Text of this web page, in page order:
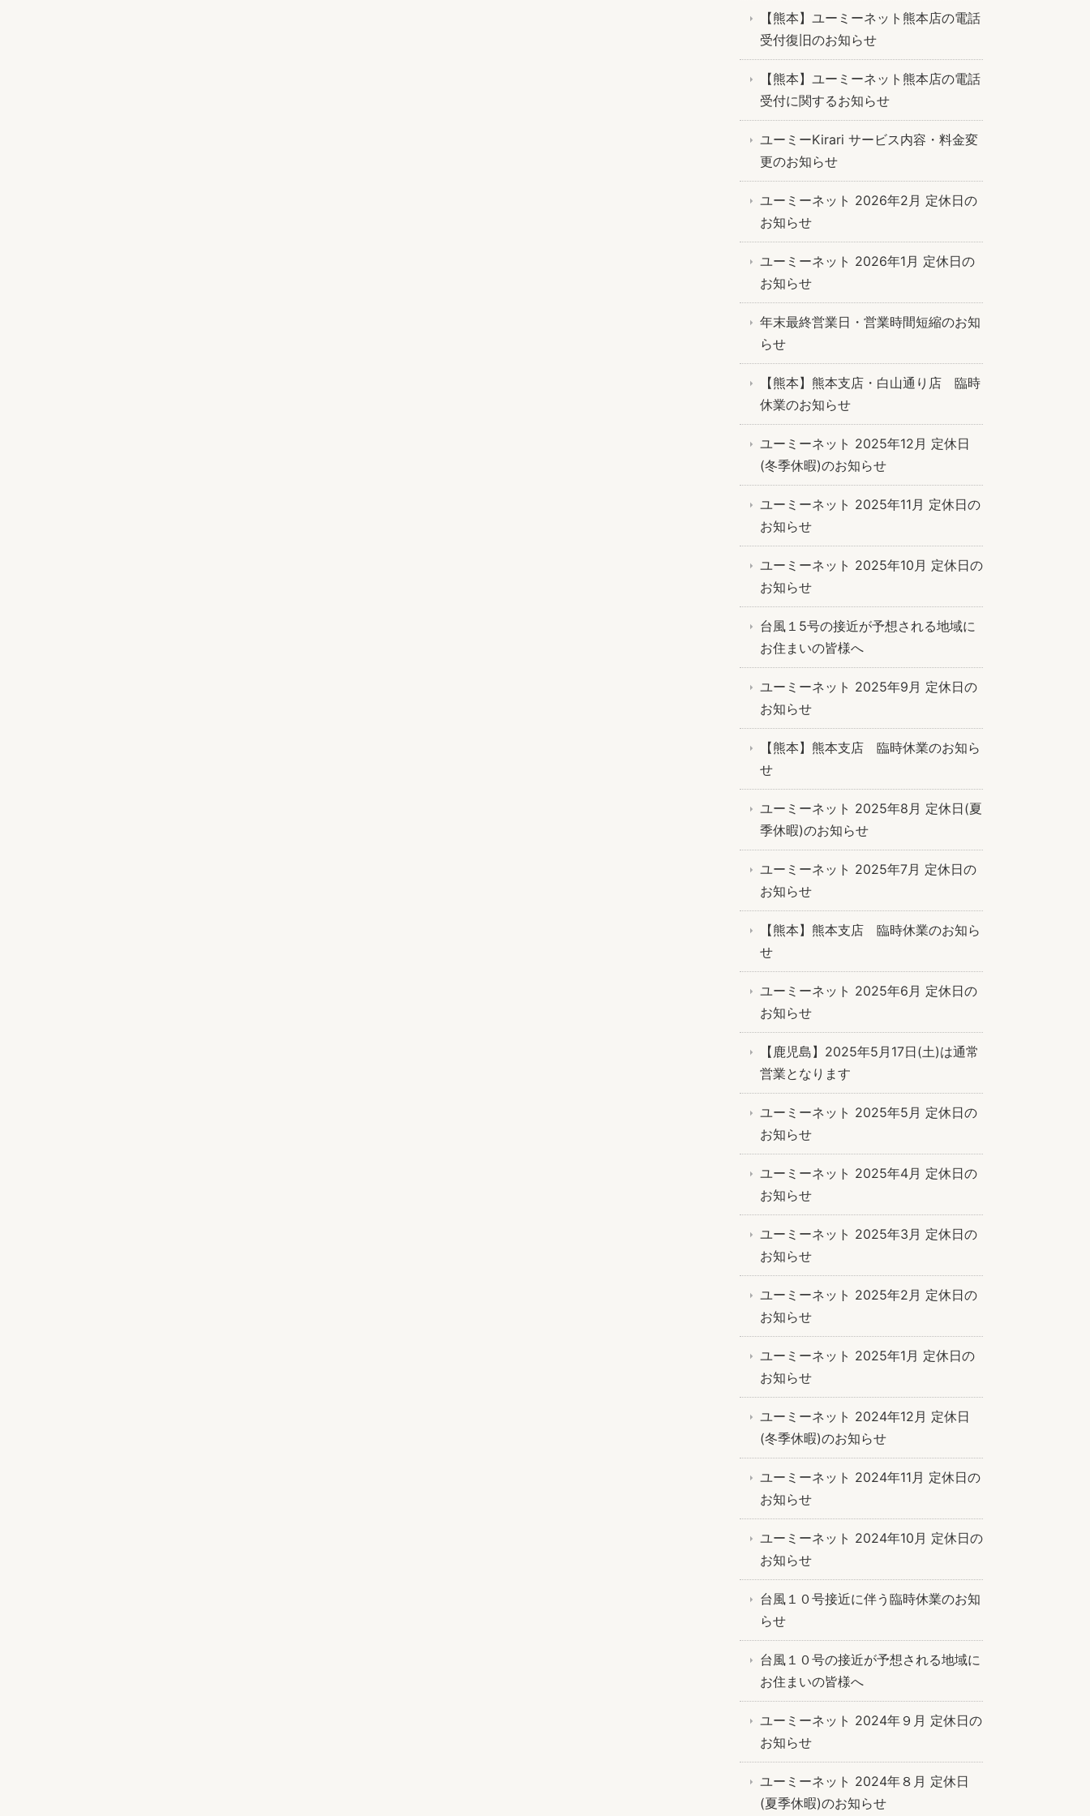
【熊本】ユーミーネット熊本店の電話
受付復旧のお知らせ
【熊本】ユーミーネット熊本店の電話
受付に関するお知らせ
ユーミーKirari サービス内容・料金変
更のお知らせ
ユーミーネット 2026年2月 定休日の
お知らせ
ユーミーネット 2026年1月 定休日の
お知らせ
年末最終営業日・営業時間短縮のお知
らせ
【熊本】熊本支店・白山通り店 臨時
休業のお知らせ
ユーミーネット 2025年12月 定休日
(冬季休暇)のお知らせ
ユーミーネット 2025年11月 定休日の
お知らせ
ユーミーネット 2025年10月 定休日の
お知らせ
台風１5号の接近が予想される地域に
お住まいの皆様へ
ユーミーネット 2025年9月 定休日の
お知らせ
【熊本】熊本支店 臨時休業のお知ら
せ
ユーミーネット 2025年8月 定休日(夏
季休暇)のお知らせ
ユーミーネット 2025年7月 定休日の
お知らせ
【熊本】熊本支店 臨時休業のお知ら
せ
ユーミーネット 2025年6月 定休日の
お知らせ
【鹿児島】2025年5月17日(土)は通常
営業となります
ユーミーネット 2025年5月 定休日の
お知らせ
ユーミーネット 2025年4月 定休日の
お知らせ
ユーミーネット 2025年3月 定休日の
お知らせ
ユーミーネット 2025年2月 定休日の
お知らせ
ユーミーネット 2025年1月 定休日の
お知らせ
ユーミーネット 2024年12月 定休日
(冬季休暇)のお知らせ
ユーミーネット 2024年11月 定休日の
お知らせ
ユーミーネット 2024年10月 定休日の
お知らせ
台風１０号接近に伴う臨時休業のお知
らせ
台風１０号の接近が予想される地域に
お住まいの皆様へ
ユーミーネット 2024年９月 定休日の
お知らせ
ユーミーネット 2024年８月 定休日
(夏季休暇)のお知らせ